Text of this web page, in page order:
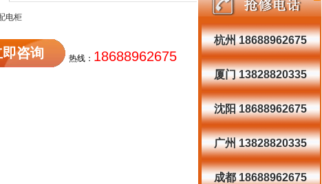
电柜
即咨询 热线： 18688962675
杭州 18688962675
厦门 13828820335
沈阳 18688962675
广州 13828820335
成都 18688962675